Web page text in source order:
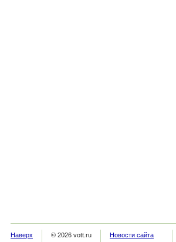
Наверх © 2026 vott.ru Новости сайта